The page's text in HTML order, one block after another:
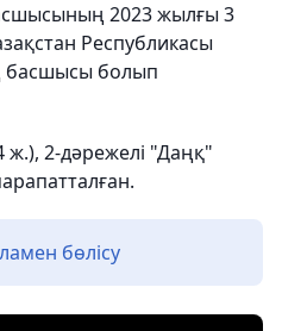
2023 жылғы 3
Республикасы
басшысы болып
2-дәрежелі "Даңқ"
бөлісу